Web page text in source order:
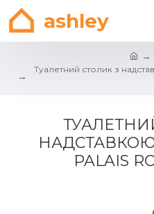
ashley
Туалетний столик з
PALAIS